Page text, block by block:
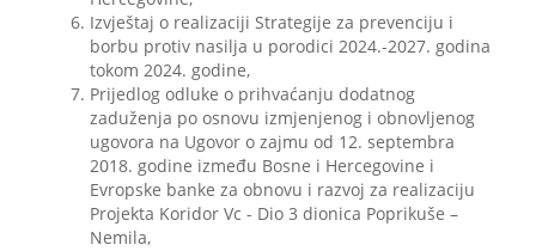
Izvještaj o realizaciji Strategije za prevenciju i
borbu protiv nasilja u porodici 2024.-2027. godina
tokom 2024. godine,
Prijedlog odluke o prihvaćanju dodatnog
zaduženja po osnovu izmjenjenog i obnovljenog
ugovora na Ugovor o zajmu od 12. septembra
2018. godine između Bosne i Hercegovine i
Evropske banke za obnovu i razvoj za realizaciju
Projekta Koridor Vc - Dio 3 dionica Poprikuše –
Nemila,